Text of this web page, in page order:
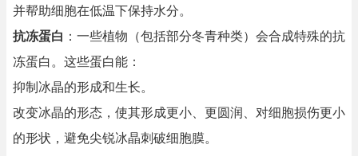
并帮助细胞在低温下保持水分。
抗冻蛋白 ：一些植物（包括部分冬青种类）会合成特殊的抗
冻蛋白。这些蛋白能：
抑制冰晶的形成和生长。
改变冰晶的形态，使其形成更小、更圆润、对细胞损伤更小
的形状，避免尖锐冰晶刺破细胞膜。